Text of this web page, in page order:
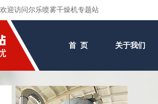
欢迎访问尔乐喷雾干燥机专题站
首 页 关于我们